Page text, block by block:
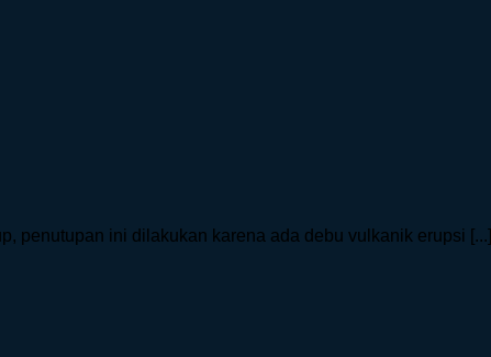
penutupan ini dilakukan karena ada debu vulkanik erupsi [...]